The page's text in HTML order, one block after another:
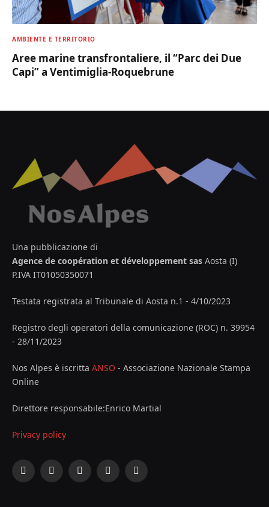
AMBIENTE E TERRITORIO
Aree marine transfrontaliere, il “Parc dei Due
Capi” a Ventimiglia-Roquebrune
Una pubblicazione di
Agence de coopération et développement sas Aosta (I)
P.IVA IT01050350071
Testata registrata al Tribunale di Aosta n.1 - 4/10/2023
Registro degli operatori della comunicazione (ROC) n. 39954
- 28/11/2023
Nos Alpes è iscritta ANSO - Associazione Nazionale Stampa
Online
Direttore responsabile:Enrico Martial
Privacy policy
Facebook
X
InstagramYouTubeLinkedIn